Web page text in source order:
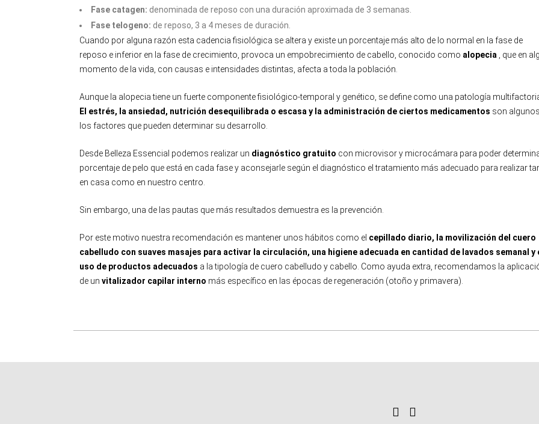
Fase catagen: denominada de reposo con una duración aproximada de 3 semanas.
Fase telogeno: de reposo, 3 a 4 meses de duración.
Cuando por alguna razón esta cadencia fisiológica se altera y existe un porcentaje más alto de lo normal en la fase de
reposo e inferior en la fase de crecimiento, provoca un empobrecimiento de cabello, conocido como alopecia , que en
momento de la vida, con causas e intensidades distintas, afecta a toda la población.
Aunque la alopecia tiene un fuerte componente fisiológico-temporal y genético, se define como una patología
El estrés, la ansiedad, nutrición desequilibrada o escasa y la administración de ciertos medicamentos son
los factores que pueden determinar su desarrollo.
Desde Belleza Essencial podemos realizar un diagnóstico gratuito con microvisor y microcámara para poder
porcentaje de pelo que está en cada fase y aconsejarle según el diagnóstico el tratamiento más adecuado para realizar
en casa como en nuestro centro.
Sin embargo, una de las pautas que más resultados demuestra es la prevención.
Por este motivo nuestra recomendación es mantener unos hábitos como el cepillado diario, la movilización del cuero
cabelludo con suaves masajes para activar la circulación, una higiene adecuada en cantidad de lavados semanal y
uso de productos adecuados a la tipología de cuero cabelludo y cabello. Como ayuda extra, recomendamos la
de un vitalizador capilar interno más específico en las épocas de regeneración (otoño y primavera).